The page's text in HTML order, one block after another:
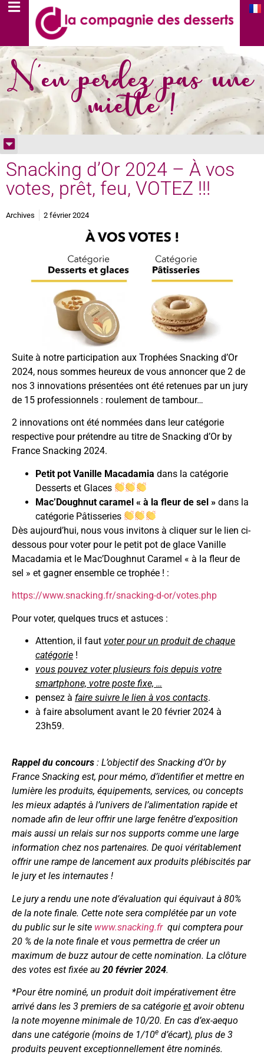
N'en perdez pas une
miette !
Snacking d’Or 2024 – À vos
votes, prêt, feu, VOTEZ !!!
Archives 2 février 2024
Suite à notre participation aux Trophées Snacking d’Or
2024, nous sommes heureux de vous annoncer que 2 de
nos 3 innovations présentées ont été retenues par un jury
de 15 professionnels : roulement de tambour…
2 innovations ont été nommées dans leur catégorie
respective pour prétendre au titre de Snacking d’Or by
France Snacking 2024.
Petit pot Vanille Macadamia dans la catégorie
Desserts et Glaces
Mac’Doughnut caramel « à la fleur de sel » dans la
catégorie Pâtisseries
Dès aujourd’hui, nous vous invitons à cliquer sur le lien ci-
dessous pour voter pour le petit pot de glace Vanille
Macadamia et le Mac’Doughnut Caramel « à la fleur de
sel » et gagner ensemble ce trophée ! :
https://www.snacking.fr/snacking-d-or/votes.php
Pour voter, quelques trucs et astuces :
Attention, il faut voter pour un produit de chaque
catégorie !
vous pouvez voter plusieurs fois depuis votre
smartphone, votre poste fixe, …
pensez à faire suivre le lien à vos contacts.
à faire absolument avant le 20 février 2024 à
23h59.
Rappel du concours : L’objectif des Snacking d’Or by
France Snacking est, pour mémo, d’identifier et mettre en
lumière les produits, équipements, services, ou concepts
les mieux adaptés à l’univers de l’alimentation rapide et
nomade afin de leur offrir une large fenêtre d’exposition
mais aussi un relais sur nos supports comme une large
information chez nos partenaires. De quoi véritablement
offrir une rampe de lancement aux produits plébiscités par
le jury et les internautes !
Le jury a rendu une note d’évaluation qui équivaut à 80%
de la note finale. Cette note sera complétée par un vote
du public sur le site www.snacking.fr qui comptera pour
20 % de la note finale et vous permettra de créer un
maximum de buzz autour de cette nomination. La clôture
des votes est fixée au 20 février 2024.
*Pour être nominé, un produit doit impérativement être
arrivé dans les 3 premiers de sa catégorie et avoir obtenu
la note moyenne minimale de 10/20. En cas d’ex-aequo
dans une catégorie (moins de 1/10e d’écart), plus de 3
produits peuvent exceptionnellement être nominés.